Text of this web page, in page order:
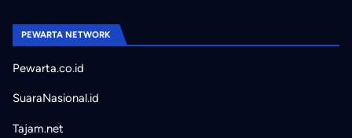
PEWARTA NETWORK
Pewarta.co.id
SuaraNasional.id
Tajam.net